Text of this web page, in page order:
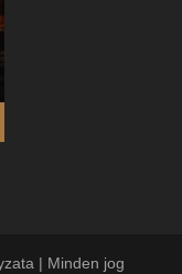
| Minden jog